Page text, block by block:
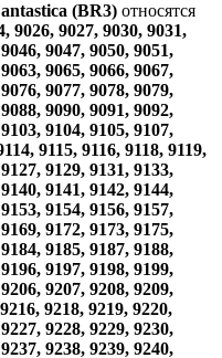
(BR3) относятся
9026, 9027, 9030, 9031,
9047, 9050, 9051,
9065, 9066, 9067,
9077, 9078, 9079,
9090, 9091, 9092,
9104, 9105, 9107,
9115, 9116, 9118, 9119,
9129, 9131, 9133,
9141, 9142, 9144,
9154, 9156, 9157,
9172, 9173, 9175,
9185, 9187, 9188,
9197, 9198, 9199,
9207, 9208, 9209,
9218, 9219, 9220,
9228, 9229, 9230,
9238, 9239, 9240,